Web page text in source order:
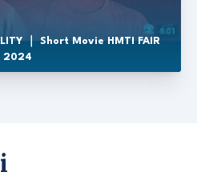
｜ Short Movie HMTI FAIR
2024